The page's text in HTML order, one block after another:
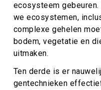
ecosysteem
we ecosystemen,
complexe gehelen
bodem, vegetatie en
uitmaken.
Ten derde is er
gentechnieken